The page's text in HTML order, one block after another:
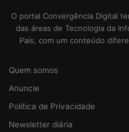
O portal Convergência Digital
das áreas de Tecnologia da
País, com um conteúdo
Quem somos
Anuncie
Política de Privacidade
Newsletter diária